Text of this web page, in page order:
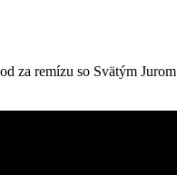
za remízu so Svätým Jurom